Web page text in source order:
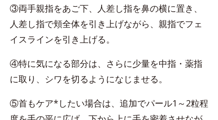
③両手親指をあご下、人差し指を鼻の横に置き、
人差し指で頬全体を引き上げながら、親指でフェ
イスラインを引き上げる。
④特に気になる部分は、さらに少量を中指・薬指
に取り、シワを切るようになじませる。
⑤首もケア*したい場合は、追加でパール1～2粒程